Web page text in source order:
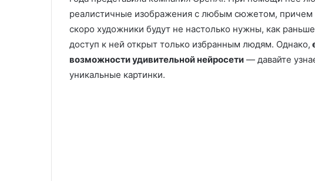
реалистичные изображения с любым сюжетом, причем
скоро художники будут не настолько нужны, как
доступ к ней открыт только избранным людям. Однако,
возможности удивительной нейросети — давайте
уникальные картинки.